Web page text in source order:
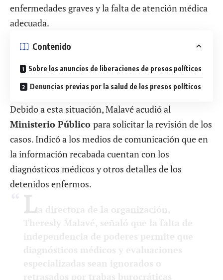
enfermedades graves y la falta de atención médica
adecuada.
Contenido
Sobre los anuncios de liberaciones de presos políticos
Denuncias previas por la salud de los presos políticos
Debido a esta situación, Malavé acudió al
Ministerio Público para solicitar la revisión de los
casos. Indicó a los medios de comunicación que en
la información recabada cuentan con los
diagnósticos médicos y otros detalles de los
detenidos enfermos.